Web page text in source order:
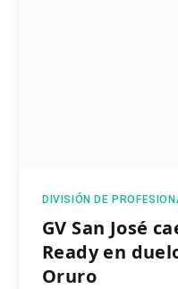
DIVISIÓN DE
GV San José
Ready en
Oruro